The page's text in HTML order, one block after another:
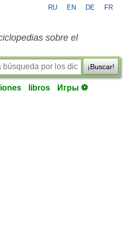
RU EN DE FR
sobre el
¡Buscar!
libros Игры ⚽